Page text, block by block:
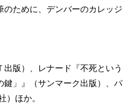
ために、デンバーのカレッジ
版）、レナード『不死という
鍵」』（サンマーク出版）、パ
ほか。